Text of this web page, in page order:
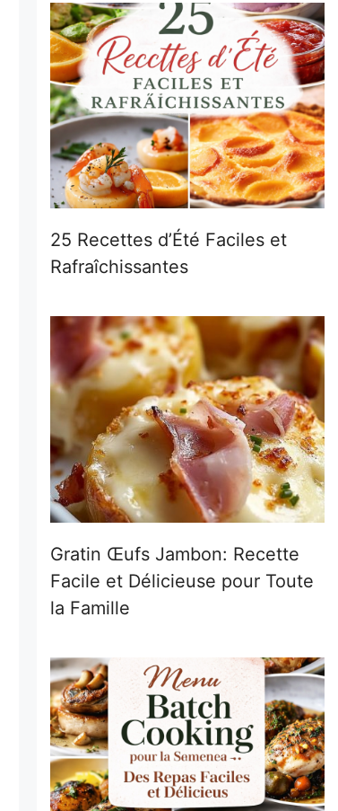
25 Recettes d’Été Faciles et
Rafraîchissantes
Gratin Œufs Jambon: Recette
Facile et Délicieuse pour Toute
la Famille